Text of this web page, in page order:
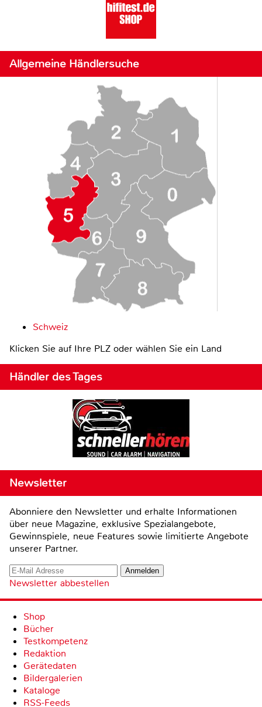
Allgemeine Händlersuche
Schweiz
Klicken Sie auf Ihre PLZ oder wählen Sie ein Land
Händler des Tages
Newsletter
Abonniere den Newsletter und erhalte Informationen
über neue Magazine, exklusive Spezialangebote,
Gewinnspiele, neue Features sowie limitierte Angebote
unserer Partner.
Newsletter abbestellen
Shop
Bücher
Testkompetenz
Redaktion
Gerätedaten
Bildergalerien
Kataloge
RSS-Feeds